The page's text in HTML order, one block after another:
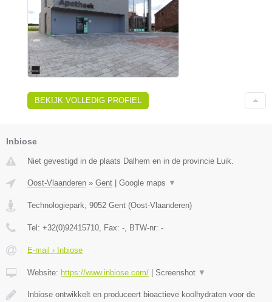
BEKIJK VOLLEDIG PROFIEL
Inbiose
Niet gevestigd in de plaats Dalhem en in de provincie Luik.
Oost-Vlaanderen » Gent Google maps ▼
Technologiepark 9052 Gent (Oost-Vlaanderen)
Tel: +32(0)92415710 , Fax: - , BTW-nr: -
E-mail › Inbiose
Website: https://www.inbiose.com/ Screenshot ▼
Inbiose ontwikkelt en produceert bioactieve koolhydraten voor de